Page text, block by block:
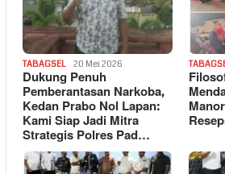
TABAGSEL 20 Mei 2026
Dukung Penuh
Pemberantasan Narkoba,
Kedan Prabo Nol Lapan:
Kami Siap Jadi Mitra
Strategis Polres Pad…